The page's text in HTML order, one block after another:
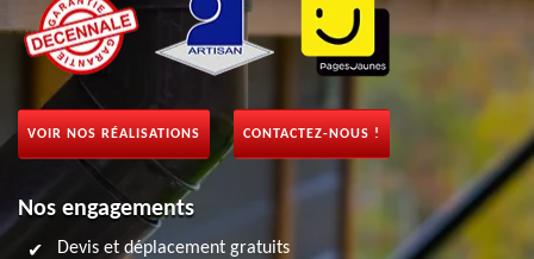
VOIR NOS RÉALISATIONS CONTACTEZ-NOUS !
Nos engagements
Devis et déplacement gratuits